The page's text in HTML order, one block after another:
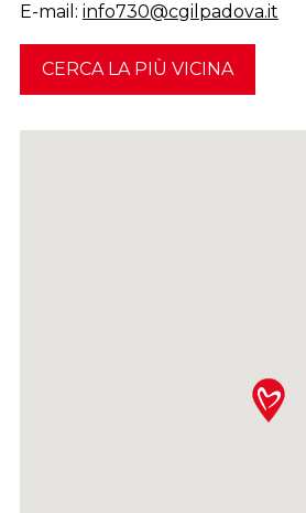
E-mail: info730@cgilpadova.it
CERCA LA PIÙ VICINA